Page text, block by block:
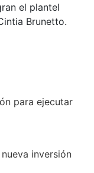
el plantel
Brunetto.
para ejecutar
inversión